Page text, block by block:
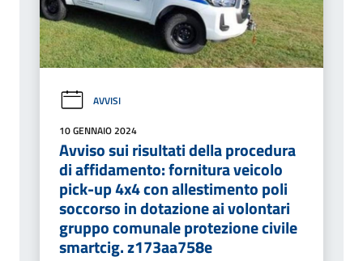
AVVISI
10 GENNAIO 2024
Avviso sui risultati della procedura
di affidamento: fornitura veicolo
pick-up 4x4 con allestimento poli
soccorso in dotazione ai volontari
gruppo comunale protezione civile
smartcig. z173aa758e